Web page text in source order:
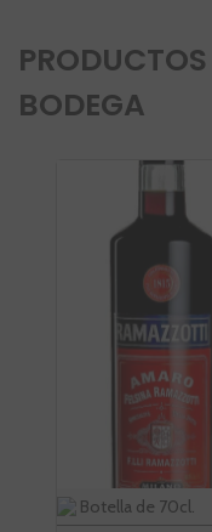
BODEGA
Botella de 70cl.